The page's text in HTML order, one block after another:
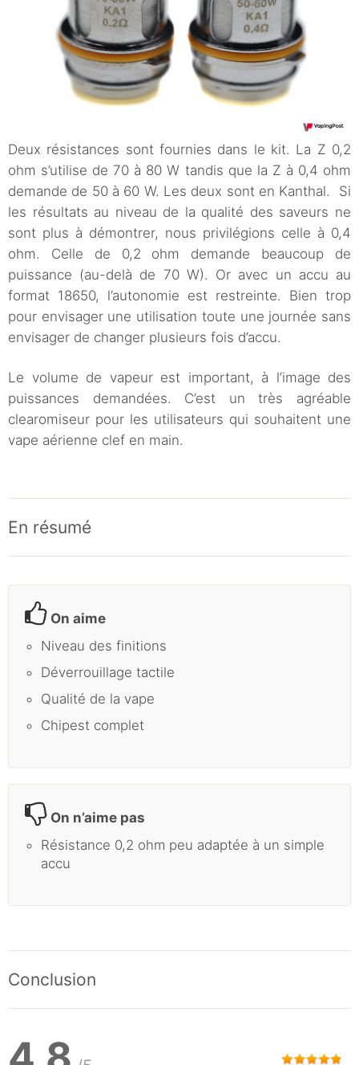
Deux résistances sont fournies dans le kit. La Z 0,2
ohm s’utilise de 70 à 80 W tandis que la Z à 0,4 ohm
demande de 50 à 60 W. Les deux sont en Kanthal. Si
les résultats au niveau de la qualité des saveurs ne
sont plus à démontrer, nous privilégions celle à 0,4
ohm. Celle de 0,2 ohm demande beaucoup de
puissance (au-delà de 70 W). Or avec un accu au
format 18650, l’autonomie est restreinte. Bien trop
pour envisager une utilisation toute une journée sans
envisager de changer plusieurs fois d’accu.
Le volume de vapeur est important, à l’image des
puissances demandées. C’est un très agréable
clearomiseur pour les utilisateurs qui souhaitent une
vape aérienne clef en main.
En résumé
On aime
Niveau des finitions
Déverrouillage tactile
Qualité de la vape
Chipest complet
On n’aime pas
Résistance 0,2 ohm peu adaptée à un simple
accu
Conclusion